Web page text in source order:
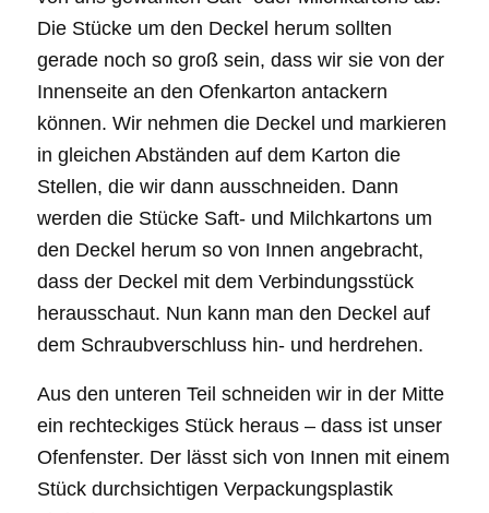
Die Stücke um den Deckel herum sollten
gerade noch so groß sein, dass wir sie von der
Innenseite an den Ofenkarton antackern
können. Wir nehmen die Deckel und markieren
in gleichen Abständen auf dem Karton die
Stellen, die wir dann ausschneiden. Dann
werden die Stücke Saft- und Milchkartons um
den Deckel herum so von Innen angebracht,
dass der Deckel mit dem Verbindungsstück
herausschaut. Nun kann man den Deckel auf
dem Schraubverschluss hin- und herdrehen.
Aus den unteren Teil schneiden wir in der Mitte
ein rechteckiges Stück heraus – dass ist unser
Ofenfenster. Der lässt sich von Innen mit einem
Stück durchsichtigen Verpackungsplastik